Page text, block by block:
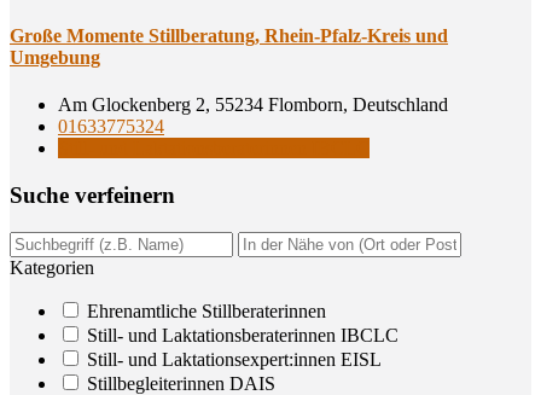
Gro­ße Momen­te Still­be­ra­tung, Rhein-Pfalz-Kreis und
Umgebung
Am Glockenberg 2, 55234 Flomborn, Deutschland
01633775324
Suche ver­fei­nern
Kategorien
Ehrenamtliche Stillberaterinnen
Still- und Laktationsberaterinnen IBCLC
Still- und Laktationsexpert:innen EISL
Stillbegleiterinnen DAIS